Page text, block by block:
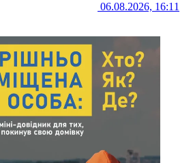
06.08.2026, 16:11